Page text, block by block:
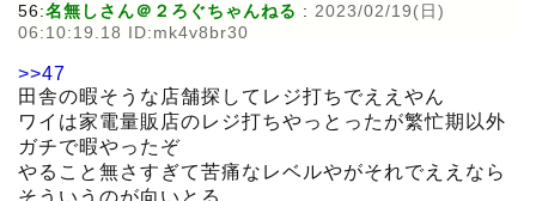
56:名無しさん＠２ろぐちゃんねる : 2023/02/19(日)
06:10:19.18 ID:mk4v8br30
>>47
田舎の暇そうな店舗探してレジ打ちでええやん
ワイは家電量販店のレジ打ちやっとったが繁忙期以外
ガチで暇やったぞ
やること無さすぎて苦痛なレベルやがそれでええなら